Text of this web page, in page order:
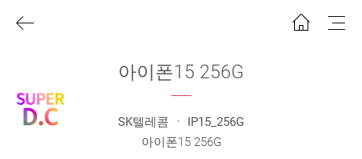
아이폰15 256G
SK텔레콤 ㆍ IP15_256G
아이폰15 256G